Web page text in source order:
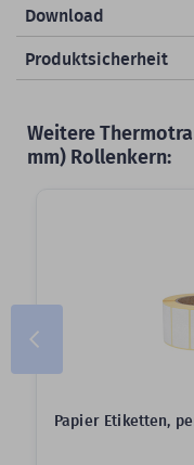
Download
Produktsicherheit
Weitere
mm) Rollenkern:
Papier Etiketten,